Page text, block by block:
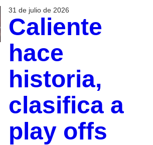
31 de julio de 2026
Caliente
hace
historia,
clasifica a
play offs